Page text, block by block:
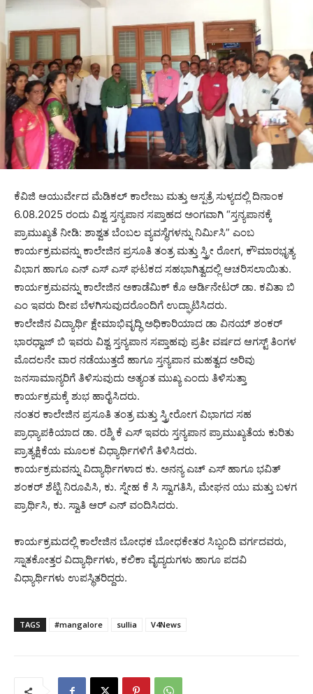
ಕೆವಿಜಿ ಆಯುರ್ವೇದ ಮೆಡಿಕಲ್ ಕಾಲೇಜು ಮತ್ತು ಆಸ್ಪತ್ರೆ ಸುಳ್ಯದಲ್ಲಿ ದಿನಾಂಕ
6.08.2025 ರಂದು ವಿಶ್ವ ಸ್ತನ್ಯಪಾನ ಸಪ್ತಾಹದ ಅಂಗವಾಗಿ “ಸ್ತನ್ಯಪಾನಕ್ಕೆ
ಪ್ರಾಮುಖ್ಯತೆ ನೀಡಿ: ಶಾಶ್ವತ ಬೆಂಬಲ ವ್ಯವಸ್ಥೆಗಳನ್ನು ನಿರ್ಮಿಸಿ” ಎಂಬ
ಕಾರ್ಯಕ್ರಮವನ್ನು ಕಾಲೇಜಿನ ಪ್ರಸೂತಿ ತಂತ್ರ ಮತ್ತು ಸ್ತ್ರೀ ರೋಗ, ಕೌಮಾರಭೃತ್ಯ
ವಿಭಾಗ ಹಾಗೂ ಎನ್ ಎಸ್ ಎಸ್ ಘಟಕದ ಸಹಭಾಗಿತ್ವದಲ್ಲಿ ಆಚರಿಸಲಾಯಿತು.
ಕಾರ್ಯಕ್ರಮವನ್ನು ಕಾಲೇಜಿನ ಅಕಾಡೆಮಿಕ್ ಕೊ ಆರ್ಡಿನೇಟರ್ ಡಾ. ಕವಿತಾ ಬಿ
ಎಂ ಇವರು ದೀಪ ಬೆಳಗಿಸುವುದರೊಂದಿಗೆ ಉದ್ಘಾಟಿಸಿದರು.
ಕಾಲೇಜಿನ ವಿದ್ಯಾರ್ಥಿ ಕ್ಷೇಮಾಭಿವೃದ್ಧಿ ಅಧಿಕಾರಿಯಾದ ಡಾ ವಿನಯ್ ಶಂಕರ್
ಭಾರಧ್ವಾಜ್ ಬಿ ಇವರು ವಿಶ್ವ ಸ್ತನ್ಯಪಾನ ಸಪ್ತಾಹವು ಪ್ರತೀ ವರ್ಷದ ಆಗಸ್ಟ್ ತಿಂಗಳ
ಮೊದಲನೇ ವಾರ ನಡೆಯುತ್ತದೆ ಹಾಗೂ ಸ್ತನ್ಯಪಾನ ಮಹತ್ವದ ಅರಿವು
ಜನಸಾಮಾನ್ಯರಿಗೆ ತಿಳಿಸುವುದು ಅತ್ಯಂತ ಮುಖ್ಯ ಎಂದು ತಿಳಿಸುತ್ತಾ
ಕಾರ್ಯಕ್ರಮಕ್ಕೆ ಶುಭ ಹಾರೈಸಿದರು.
ನಂತರ ಕಾಲೇಜಿನ ಪ್ರಸೂತಿ ತಂತ್ರ ಮತ್ತು ಸ್ತ್ರೀರೋಗ ವಿಭಾಗದ ಸಹ
ಪ್ರಾಧ್ಯಾಪಕಿಯಾದ ಡಾ. ರಶ್ಮಿ ಕೆ ಎಸ್ ಇವರು ಸ್ತನ್ಯಪಾನ ಪ್ರಾಮುಖ್ಯತೆಯ ಕುರಿತು
ಪ್ರಾತ್ಯಕ್ಷಿಕೆಯ ಮೂಲಕ ವಿಧ್ಯಾರ್ಥಿಗಳಿಗೆ ತಿಳಿಸಿದರು.
ಕಾರ್ಯಕ್ರಮವನ್ನು ವಿದ್ಯಾರ್ಥಿಗಳಾದ ಕು. ಅನನ್ಯ ಎಚ್ ಎಸ್ ಹಾಗೂ ಭವಿತ್
ಶಂಕರ್ ಶೆಟ್ಟಿ ನಿರೂಪಿಸಿ, ಕು. ಸ್ನೇಹ ಕೆ ಸಿ ಸ್ವಾಗತಿಸಿ, ಮೇಘನ ಯು ಮತ್ತು ಬಳಗ
ಪ್ರಾರ್ಥಿಸಿ, ಕು. ಸ್ವಾತಿ ಆರ್ ಎನ್ ವಂದಿಸಿದರು.
ಕಾರ್ಯಕ್ರಮದಲ್ಲಿ ಕಾಲೇಜಿನ ಬೋಧಕ ಬೋಧಕೇತರ ಸಿಬ್ಬಂದಿ ವರ್ಗದವರು,
ಸ್ನಾತಕೋತ್ತರ ವಿದ್ಯಾರ್ಥಿಗಳು, ಕಲಿಕಾ ವೈದ್ಯರುಗಳು ಹಾಗೂ ಪದವಿ
ವಿಧ್ಯಾರ್ಥಿಗಳು ಉಪಸ್ಥಿತರಿದ್ದರು.
TAGS #mangalore sullia V4News